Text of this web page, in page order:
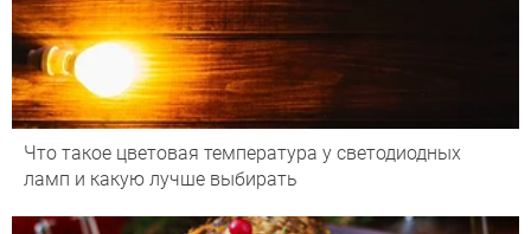
Что такое цветовая температура у светодиодных
ламп и какую лучше выбирать